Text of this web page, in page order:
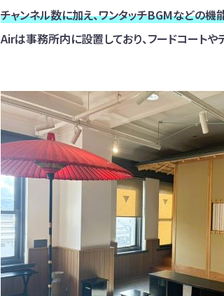
チャンネル数に加え、ワンタッチBGMなどの
Airは事務所内に設置しており、フードコートや